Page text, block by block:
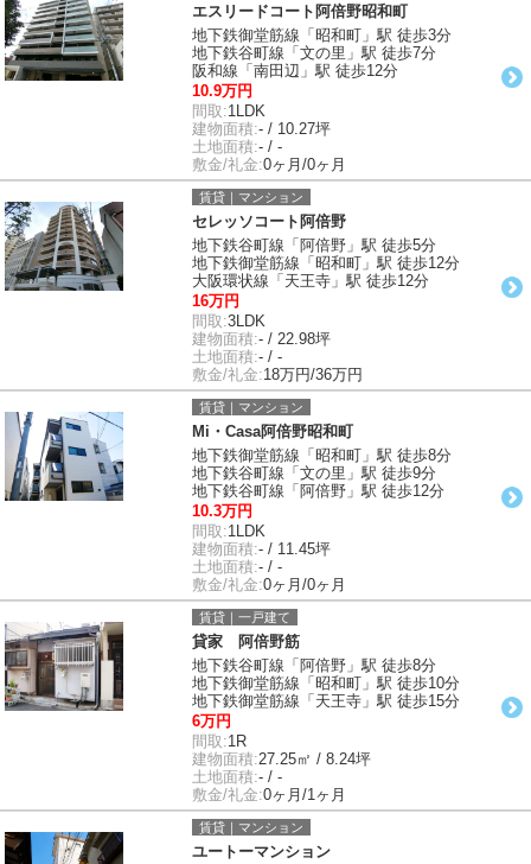
エスリードコート阿倍野昭和町
地下鉄御堂筋線「昭和町」駅 徒歩3分
地下鉄谷町線「文の里」駅 徒歩7分
阪和線「南田辺」駅 徒歩12分
10.9万円
間取:1LDK
建物面積:- / 10.27坪
土地面積:- / -
敷金/礼金:0ヶ月/0ヶ月
賃貸｜マンション
セレッソコート阿倍野
地下鉄谷町線「阿倍野」駅 徒歩5分
地下鉄御堂筋線「昭和町」駅 徒歩12分
大阪環状線「天王寺」駅 徒歩12分
16万円
間取:3LDK
建物面積:- / 22.98坪
土地面積:- / -
敷金/礼金:18万円/36万円
賃貸｜マンション
Mi・Casa阿倍野昭和町
地下鉄御堂筋線「昭和町」駅 徒歩8分
地下鉄谷町線「文の里」駅 徒歩9分
地下鉄谷町線「阿倍野」駅 徒歩12分
10.3万円
間取:1LDK
建物面積:- / 11.45坪
土地面積:- / -
敷金/礼金:0ヶ月/0ヶ月
賃貸｜一戸建て
貸家 阿倍野筋
地下鉄谷町線「阿倍野」駅 徒歩8分
地下鉄御堂筋線「昭和町」駅 徒歩10分
地下鉄御堂筋線「天王寺」駅 徒歩15分
6万円
間取:1R
建物面積:27.25㎡ / 8.24坪
土地面積:- / -
敷金/礼金:0ヶ月/1ヶ月
賃貸｜マンション
ユートーマンション